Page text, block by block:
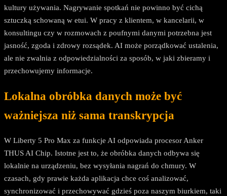
kultury używania. Nagrywanie spotkań nie powinno być cichą
sztuczką schowaną w etui. W pracy z klientem, w kancelarii, w
konsultingu czy w rozmowach z poufnymi danymi potrzebna jest
jasność, zgoda i zdrowy rozsądek. AI może porządkować ustalenia,
ale nie zwalnia z odpowiedzialności za sposób, w jaki zbieramy i
przechowujemy informacje.
Lokalna obróbka danych może być
ważniejsza niż sama transkrypcja
W Liberty 5 Pro Max za funkcje AI odpowiada procesor Anker
THUS AI Chip. Istotne jest to, że obróbka danych odbywa się
lokalnie na urządzeniu, bez wysyłania nagrań do chmury. W
czasach, gdy prawie każda aplikacja chce coś analizować,
synchronizować i przechowywać gdzieś poza naszym biurkiem, taki